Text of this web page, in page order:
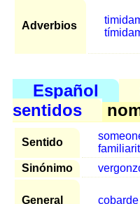
Adverbios
Español
sentidos
Sentido
Sinónimo
General cobarde